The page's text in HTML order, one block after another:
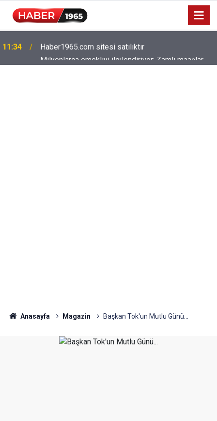
15:52
Milyonlarca emekliyi ilgilendiriyor: Zamlı maaşlar
Anasayfa Magazin Başkan Tok'un Mutlu Günü...